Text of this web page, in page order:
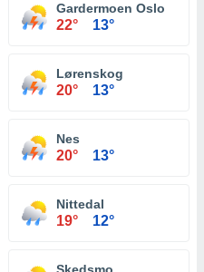
Gardermoen Oslo
22° 13°
Lørenskog
20° 13°
Nes
20° 13°
Nittedal
19° 12°